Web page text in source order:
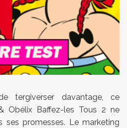
tergiverser davantage, ce
Obélix Baffez-les Tous 2 ne
ses promesses. Le marketing